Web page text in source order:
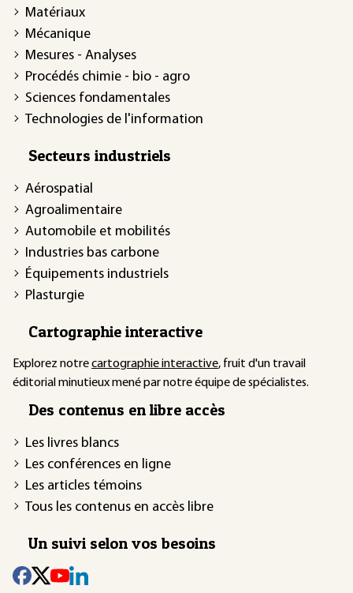
Matériaux
Mécanique
Mesures - Analyses
Procédés chimie - bio - agro
Sciences fondamentales
Technologies de l'information
Secteurs industriels
Aérospatial
Agroalimentaire
Automobile et mobilités
Industries bas carbone
Équipements industriels
Plasturgie
Cartographie interactive
Explorez notrecartographie interactive, fruit d'un travail
éditorial minutieux mené par notre équipe de spécialistes.
Des contenus en libre accès
Les livres blancs
Les conférences en ligne
Les articles témoins
Tous les contenus en accès libre
Un suivi selon vos besoins